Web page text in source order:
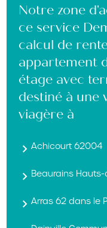
Notre zone
ce service
calcul de
appartement
étage avec
destiné à une
viagère à
Achicourt 62004
Beaurains
Arras 62 dans le